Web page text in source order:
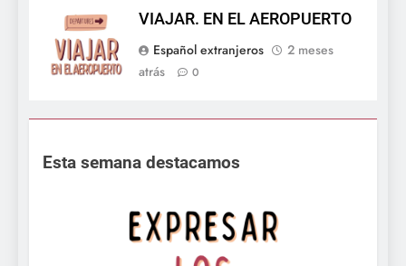
VIAJAR. EN EL AEROPUERTO
Español extranjeros
2 meses
atrás
0
Esta semana destacamos